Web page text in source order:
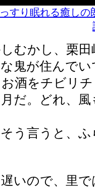
すり眠れる癒し
むかし、栗田
鬼が住んで
酒をチビリ
月だ。どれ、
う言うと、ふ
いので、里で